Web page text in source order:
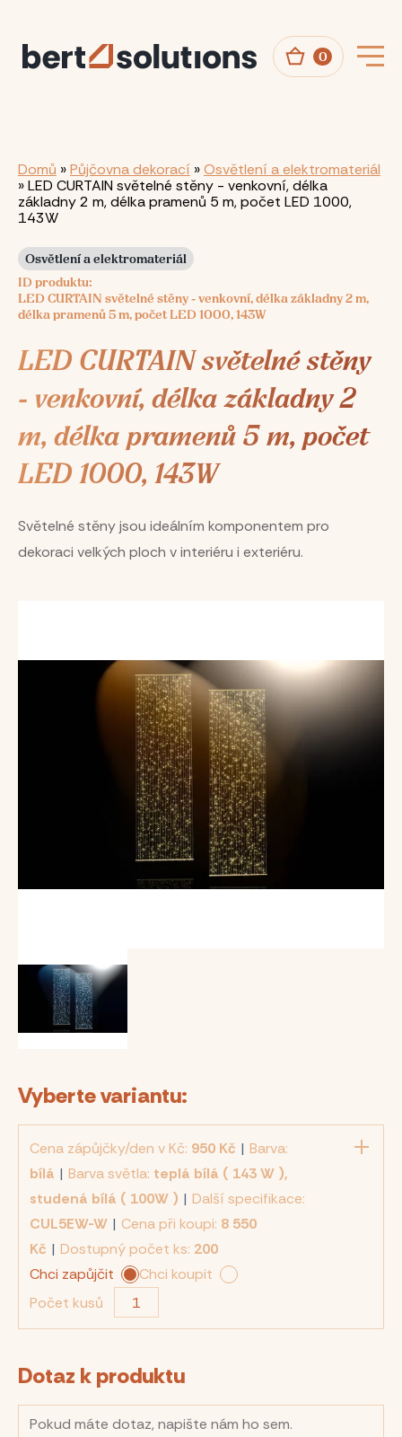
hlavnímu
obsahu
0
Drobečková
navigace
Domů Půjčovna dekorací
Osvětlení a elektromateriál
LED CURTAIN světelné stěny - venkovní, délka
základny 2 m, délka pramenů 5 m, počet LED 1000,
143W
Osvětlení a elektromateriál
ID produktu
LED CURTAIN světelné stěny - venkovní, délka základny 2 m,
délka pramenů 5 m, počet LED 1000, 143W
LED CURTAIN světelné stěny
- venkovní, délka základny 2
m, délka pramenů 5 m, počet
LED 1000, 143W
Světelné stěny jsou ideálním komponentem pro
dekoraci velkých ploch v interiéru i exteriéru.
Vyberte variantu:
Cena zápůjčky/den v Kč: 950 Kč | Barva:
bílá | Barva světla: teplá bílá ( 143 W ),
studená bílá ( 100W ) | Další specifikace:
CUL5EW-W | Cena při koupi: 8 550
Kč | Dostupný počet ks: 200
Chci zapůjčit
Chci koupit
Počet kusů
Dotaz k produktu